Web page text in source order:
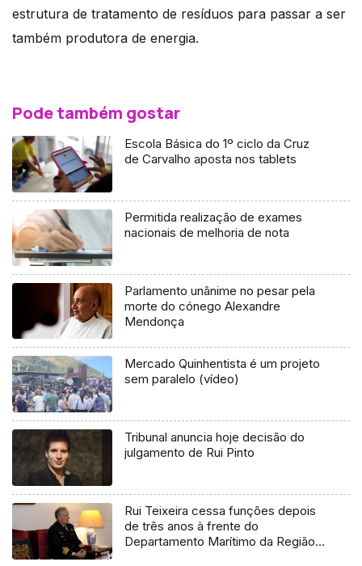
estrutura de tratamento de resíduos para passar a ser
também produtora de energia.
Pode também gostar
Escola Básica do 1º ciclo da Cruz
de Carvalho aposta nos tablets
Permitida realização de exames
nacionais de melhoria de nota
Parlamento unânime no pesar pela
morte do cónego Alexandre
Mendonça
Mercado Quinhentista é um projeto
sem paralelo (vídeo)
Tribunal anuncia hoje decisão do
julgamento de Rui Pinto
Rui Teixeira cessa funções depois
de três anos à frente do
Departamento Marítimo da Região